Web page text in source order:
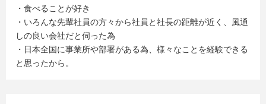
・食べることが好き
・いろんな先輩社員の方々から社員と社長の距離が近く、風通
しの良い会社だと伺った為
・日本全国に事業所や部署がある為、様々なことを経験できる
と思ったから。